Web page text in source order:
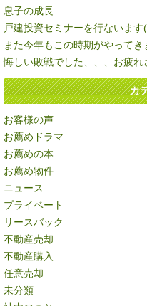
息子の成長
戸建投資セミナーを行ないます
また今年もこの時期がやってき
悔しい敗戦でした、、、お疲
カ
お客様の声
お薦めドラマ
お薦めの本
お薦め物件
ニュース
プライベート
リースバック
不動産売却
不動産購入
任意売却
未分類